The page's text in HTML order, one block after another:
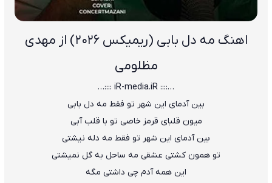
اهنگ مه دل بابی (ریمیکس 2026) از مهدی
مظلومی
…:::: iR-media.iR ::::…
بین آدمای این شهر تو فقط مه دل بابی
میون قلبای قرمز خاصی تو با قلب آبی
بین آدمای این شهر تو فقط مه دله نیشتی
تو همون کشتی عشقی مه ساحل به گل نمیشتی
این همه آدم چی داشتی مگه